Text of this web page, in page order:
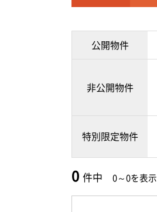
公開物件
非公開物件
特別限定物件
0 件中 0～0を表示